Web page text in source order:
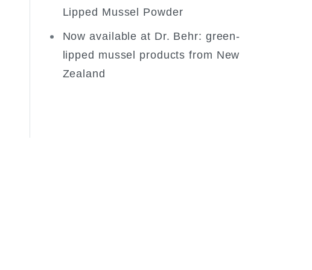
Lipped Mussel Powder
Now available at Dr. Behr: green-
lipped mussel products from New
Zealand